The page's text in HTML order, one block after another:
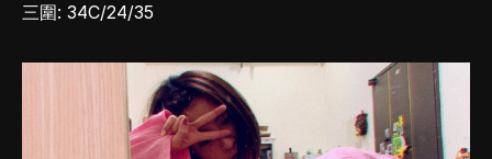
三圍: 34C/24/35